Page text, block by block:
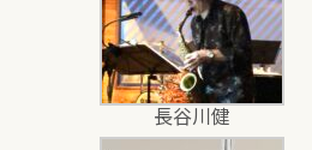
長谷川健